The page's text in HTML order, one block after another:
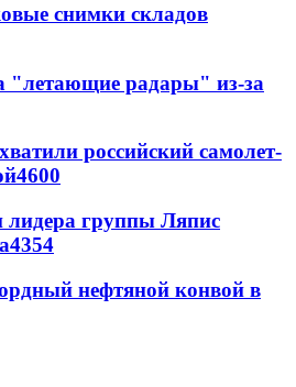
снимки складов
"летающие радары" из-за
российский самолет-
4600
лидера группы Ляпис
4354
нефтяной конвой в